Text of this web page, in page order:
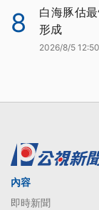
8
白海豚估
形成
2026/8/5 12:50
內容
即時新聞